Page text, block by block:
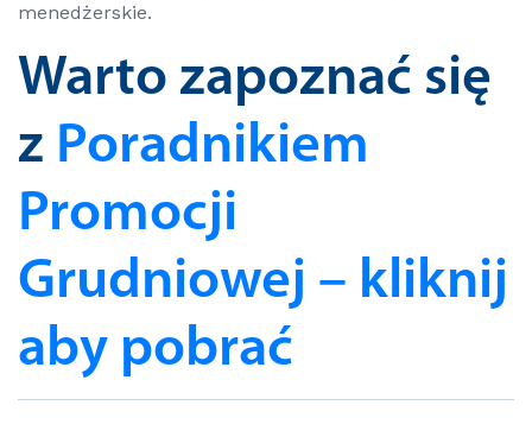
menedżerskie.
Warto zapoznać się
z Poradnikiem
Promocji
Grudniowej – kliknij
aby pobrać